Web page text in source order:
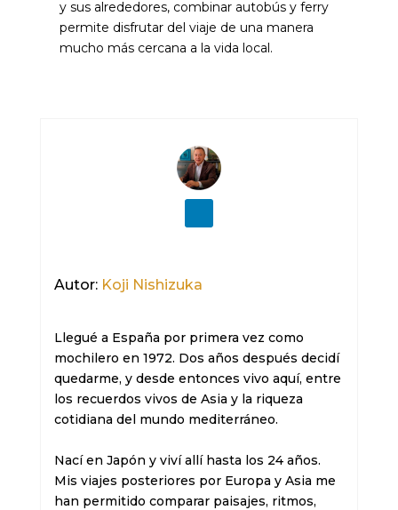
y sus alrededores, combinar autobús y ferry
permite disfrutar del viaje de una manera
mucho más cercana a la vida local.
Autor: Koji Nishizuka
Llegué a España por primera vez como
mochilero en 1972. Dos años después decidí
quedarme, y desde entonces vivo aquí, entre
los recuerdos vivos de Asia y la riqueza
cotidiana del mundo mediterráneo.
Nací en Japón y viví allí hasta los 24 años.
Mis viajes posteriores por Europa y Asia me
han permitido comparar paisajes, ritmos,